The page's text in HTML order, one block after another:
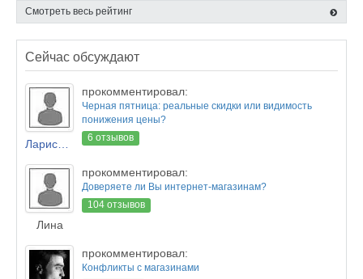
Смотреть весь рейтинг
Сейчас обсуждают
прокомментировал:
Черная пятница: реальные скидки или видимость
понижения цены?
6 отзывов
Лина
прокомментировал:
Доверяете ли Вы интернет-магазинам?
104 отзывов
прокомментировал:
Конфликты с магазинами